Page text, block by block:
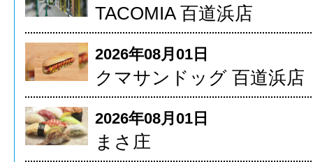
TACOMIA 百道浜店
2026年08月01日
クマサンドッグ 百道浜店
2026年08月01日
まさ庄